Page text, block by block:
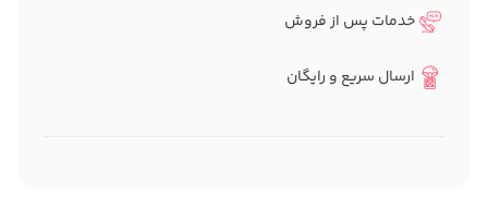
خدمات پس از فروش
ارسال سریع و رایگان